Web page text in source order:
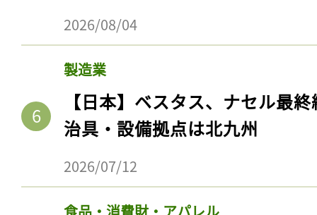
2026/08/04
製造業
【日本】ベスタス、ナセル最
治具・設備拠点は北九州
2026/07/12